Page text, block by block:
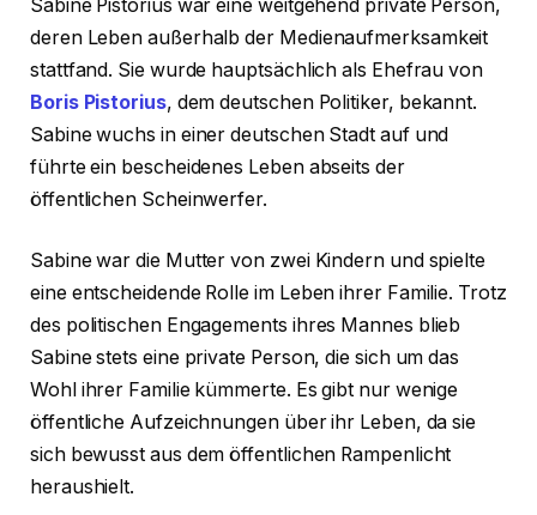
Sabine Pistorius war eine weitgehend private Person,
deren Leben außerhalb der Medienaufmerksamkeit
stattfand. Sie wurde hauptsächlich als Ehefrau von
Boris Pistorius, dem deutschen Politiker, bekannt.
Sabine wuchs in einer deutschen Stadt auf und
führte ein bescheidenes Leben abseits der
öffentlichen Scheinwerfer.
Sabine war die Mutter von zwei Kindern und spielte
eine entscheidende Rolle im Leben ihrer Familie. Trotz
des politischen Engagements ihres Mannes blieb
Sabine stets eine private Person, die sich um das
Wohl ihrer Familie kümmerte. Es gibt nur wenige
öffentliche Aufzeichnungen über ihr Leben, da sie
sich bewusst aus dem öffentlichen Rampenlicht
heraushielt.